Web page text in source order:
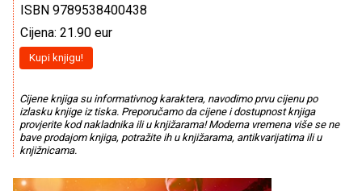
ISBN 9789538400438
Cijena: 21.90 eur
Kupi knjigu!
Cijene knjiga su informativnog karaktera, navodimo prvu cijenu po
izlasku knjige iz tiska. Preporučamo da cijene i dostupnost knjiga
provjerite kod nakladnika ili u knjižarama! Moderna vremena više se ne
bave prodajom knjiga, potražite ih u knjižarama, antikvarijatima ili u
knjižnicama.